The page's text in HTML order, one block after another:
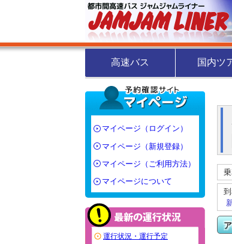
高速バス 国内ツ
マイページ（ログイン）
マイページ（新規登録）
マイページ（ご利用方法）
マイページについて
運行状況・運行予定